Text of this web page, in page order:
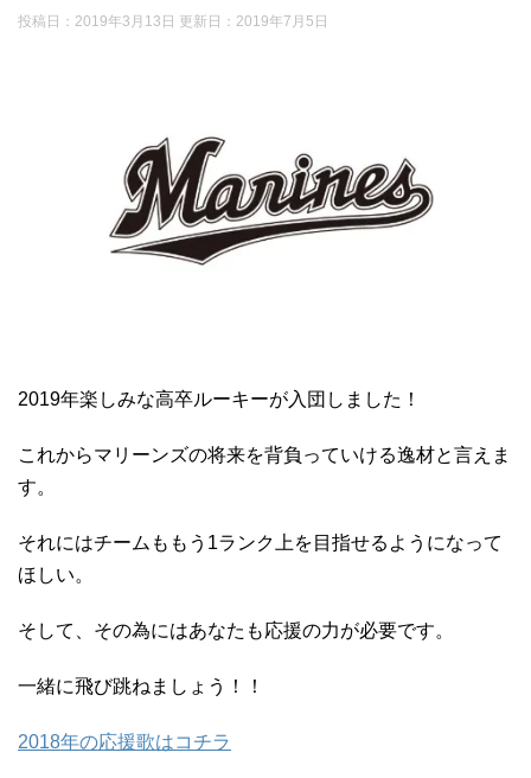
投稿日：2019年3月13日 更新日： 2019年7月5日
2019年楽しみな高卒ルーキーが入団しました！
これからマリーンズの将来を背負っていける逸材と言えま
す。
それにはチームももう1ランク上を目指せるようになって
ほしい。
そして、その為にはあなたも応援の力が必要です。
一緒に飛び跳ねましょう！！
2018年の応援歌はコチラ